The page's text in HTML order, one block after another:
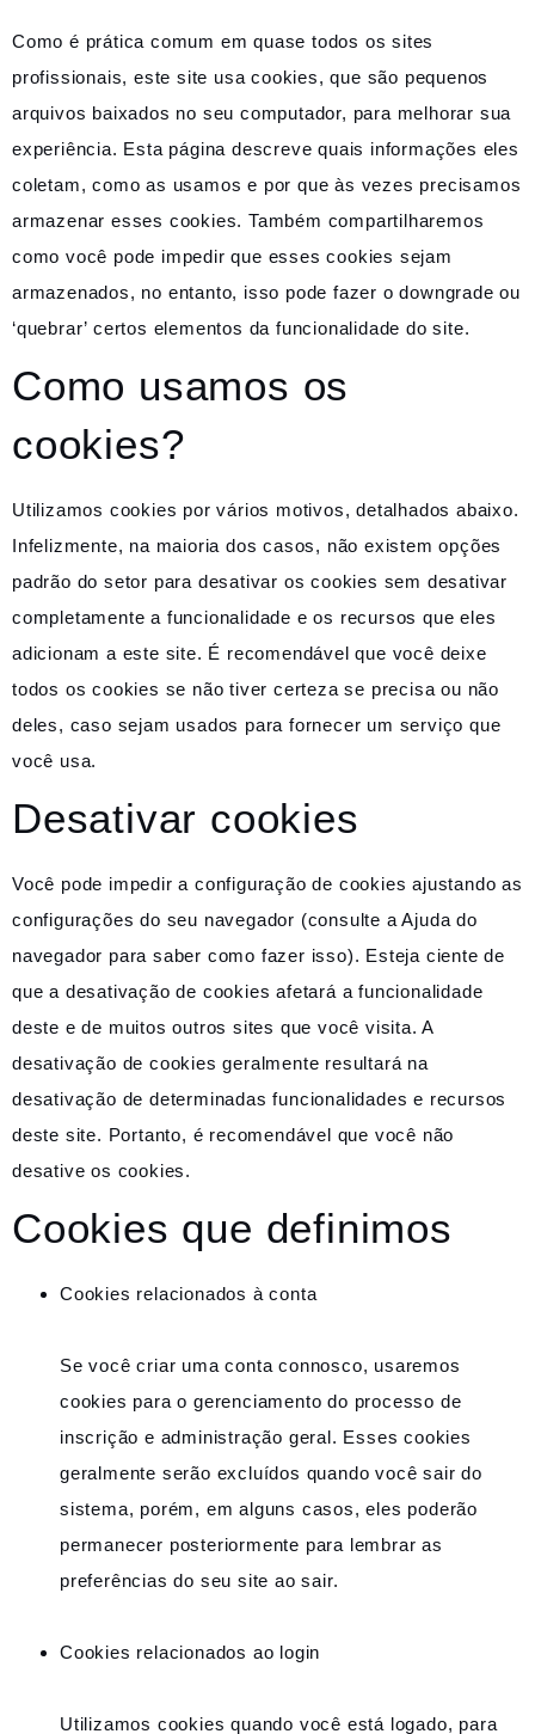
Como é prática comum em quase todos os sites
profissionais, este site usa cookies, que são pequenos
arquivos baixados no seu computador, para melhorar sua
experiência. Esta página descreve quais informações eles
coletam, como as usamos e por que às vezes precisamos
armazenar esses cookies. Também compartilharemos
como você pode impedir que esses cookies sejam
armazenados, no entanto, isso pode fazer o downgrade ou
‘quebrar’ certos elementos da funcionalidade do site.
Como usamos os
cookies?
Utilizamos cookies por vários motivos, detalhados abaixo.
Infelizmente, na maioria dos casos, não existem opções
padrão do setor para desativar os cookies sem desativar
completamente a funcionalidade e os recursos que eles
adicionam a este site. É recomendável que você deixe
todos os cookies se não tiver certeza se precisa ou não
deles, caso sejam usados ​​para fornecer um serviço que
você usa.
Desativar cookies
Você pode impedir a configuração de cookies ajustando as
configurações do seu navegador (consulte a Ajuda do
navegador para saber como fazer isso). Esteja ciente de
que a desativação de cookies afetará a funcionalidade
deste e de muitos outros sites que você visita. A
desativação de cookies geralmente resultará na
desativação de determinadas funcionalidades e recursos
deste site. Portanto, é recomendável que você não
desative os cookies.
Cookies que definimos
Cookies relacionados à conta
Se você criar uma conta connosco, usaremos
cookies para o gerenciamento do processo de
inscrição e administração geral. Esses cookies
geralmente serão excluídos quando você sair do
sistema, porém, em alguns casos, eles poderão
permanecer posteriormente para lembrar as
preferências do seu site ao sair.
Cookies relacionados ao login
Utilizamos cookies quando você está logado, para